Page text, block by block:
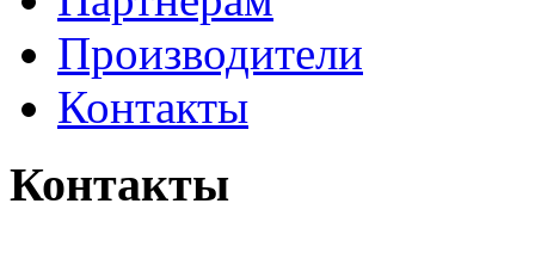
Производители
Контакты
Контакты